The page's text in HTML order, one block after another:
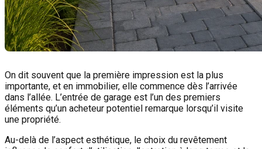
On dit souvent que la première impression est la plus
importante, et en immobilier, elle commence dès l’arrivée
dans l’allée. L’entrée de garage est l’un des premiers
éléments qu’un acheteur potentiel remarque lorsqu’il visite
une propriété.
Au-delà de l’aspect esthétique, le choix du revêtement